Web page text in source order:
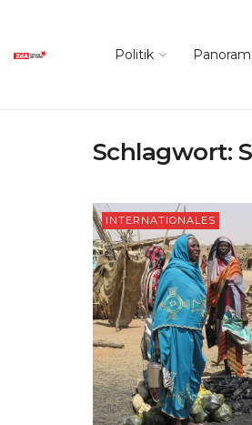
Politik
Schlagwort:
INTERNATIONALES